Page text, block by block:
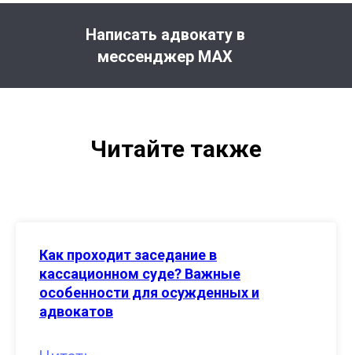
Написать адвокату в
мессенджер MAX
Читайте также
Как проходит заседание в
кассационном суде? Важные
особенности для осужденных и
адвокатов